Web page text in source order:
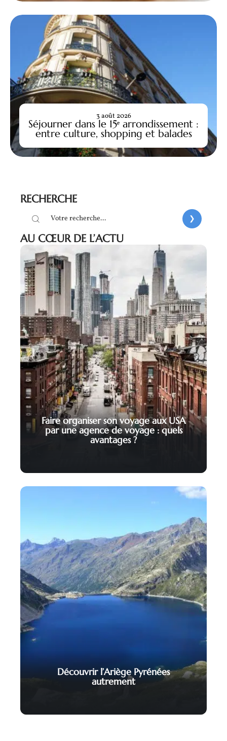
Séjourner dans le 15ᵉ arrondissement :
entre culture, shopping et balades
3 août 2026
RECHERCHE
AU CŒUR DE L’ACTU
Faire organiser son voyage aux USA
par une agence de voyage : quels
avantages ?
Découvrir l’Ariège Pyrénées
autrement